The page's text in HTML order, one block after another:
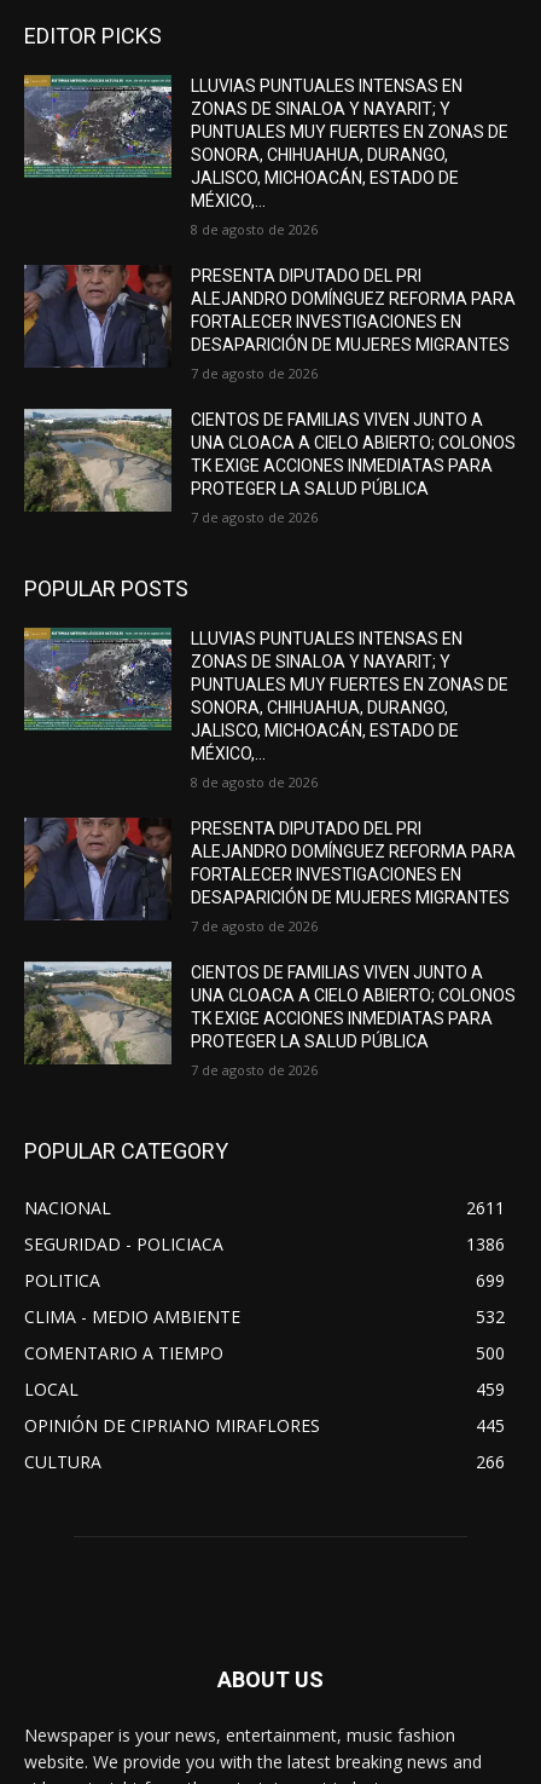
EDITOR PICKS
LLUVIAS PUNTUALES INTENSAS EN
ZONAS DE SINALOA Y NAYARIT; Y
PUNTUALES MUY FUERTES EN ZONAS DE
SONORA, CHIHUAHUA, DURANGO,
JALISCO, MICHOACÁN, ESTADO DE
MÉXICO,...
8 de agosto de 2026
PRESENTA DIPUTADO DEL PRI
ALEJANDRO DOMÍNGUEZ REFORMA PARA
FORTALECER INVESTIGACIONES EN
DESAPARICIÓN DE MUJERES MIGRANTES
7 de agosto de 2026
CIENTOS DE FAMILIAS VIVEN JUNTO A
UNA CLOACA A CIELO ABIERTO; COLONOS
TK EXIGE ACCIONES INMEDIATAS PARA
PROTEGER LA SALUD PÚBLICA
7 de agosto de 2026
POPULAR POSTS
LLUVIAS PUNTUALES INTENSAS EN
ZONAS DE SINALOA Y NAYARIT; Y
PUNTUALES MUY FUERTES EN ZONAS DE
SONORA, CHIHUAHUA, DURANGO,
JALISCO, MICHOACÁN, ESTADO DE
MÉXICO,...
8 de agosto de 2026
PRESENTA DIPUTADO DEL PRI
ALEJANDRO DOMÍNGUEZ REFORMA PARA
FORTALECER INVESTIGACIONES EN
DESAPARICIÓN DE MUJERES MIGRANTES
7 de agosto de 2026
CIENTOS DE FAMILIAS VIVEN JUNTO A
UNA CLOACA A CIELO ABIERTO; COLONOS
TK EXIGE ACCIONES INMEDIATAS PARA
PROTEGER LA SALUD PÚBLICA
7 de agosto de 2026
POPULAR CATEGORY
NACIONAL
2611
SEGURIDAD - POLICIACA
1386
POLITICA
699
CLIMA - MEDIO AMBIENTE
532
COMENTARIO A TIEMPO
500
LOCAL
459
OPINIÓN DE CIPRIANO MIRAFLORES
445
CULTURA
266
ABOUT US
Newspaper is your news, entertainment, music fashion
website. We provide you with the latest breaking news and